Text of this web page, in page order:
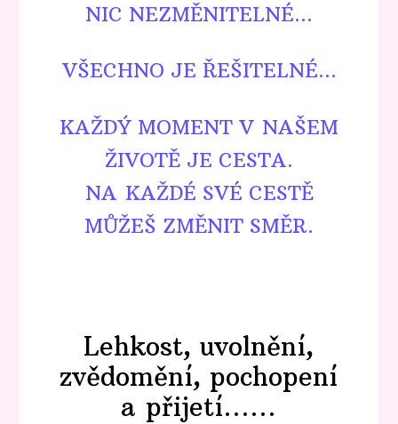
NIC NEZMĚNITELNÉ...
VŠECHNO JE ŘEŠITELNÉ...
KAŽDÝ MOMENT V NAŠEM
ŽIVOTĚ JE CESTA.
NA KAŽDÉ SVÉ CESTĚ
MŮŽEŠ ZMĚNIT SMĚR.
Lehkost, uvolnění,
zvědomění, pochopení
a přijetí......